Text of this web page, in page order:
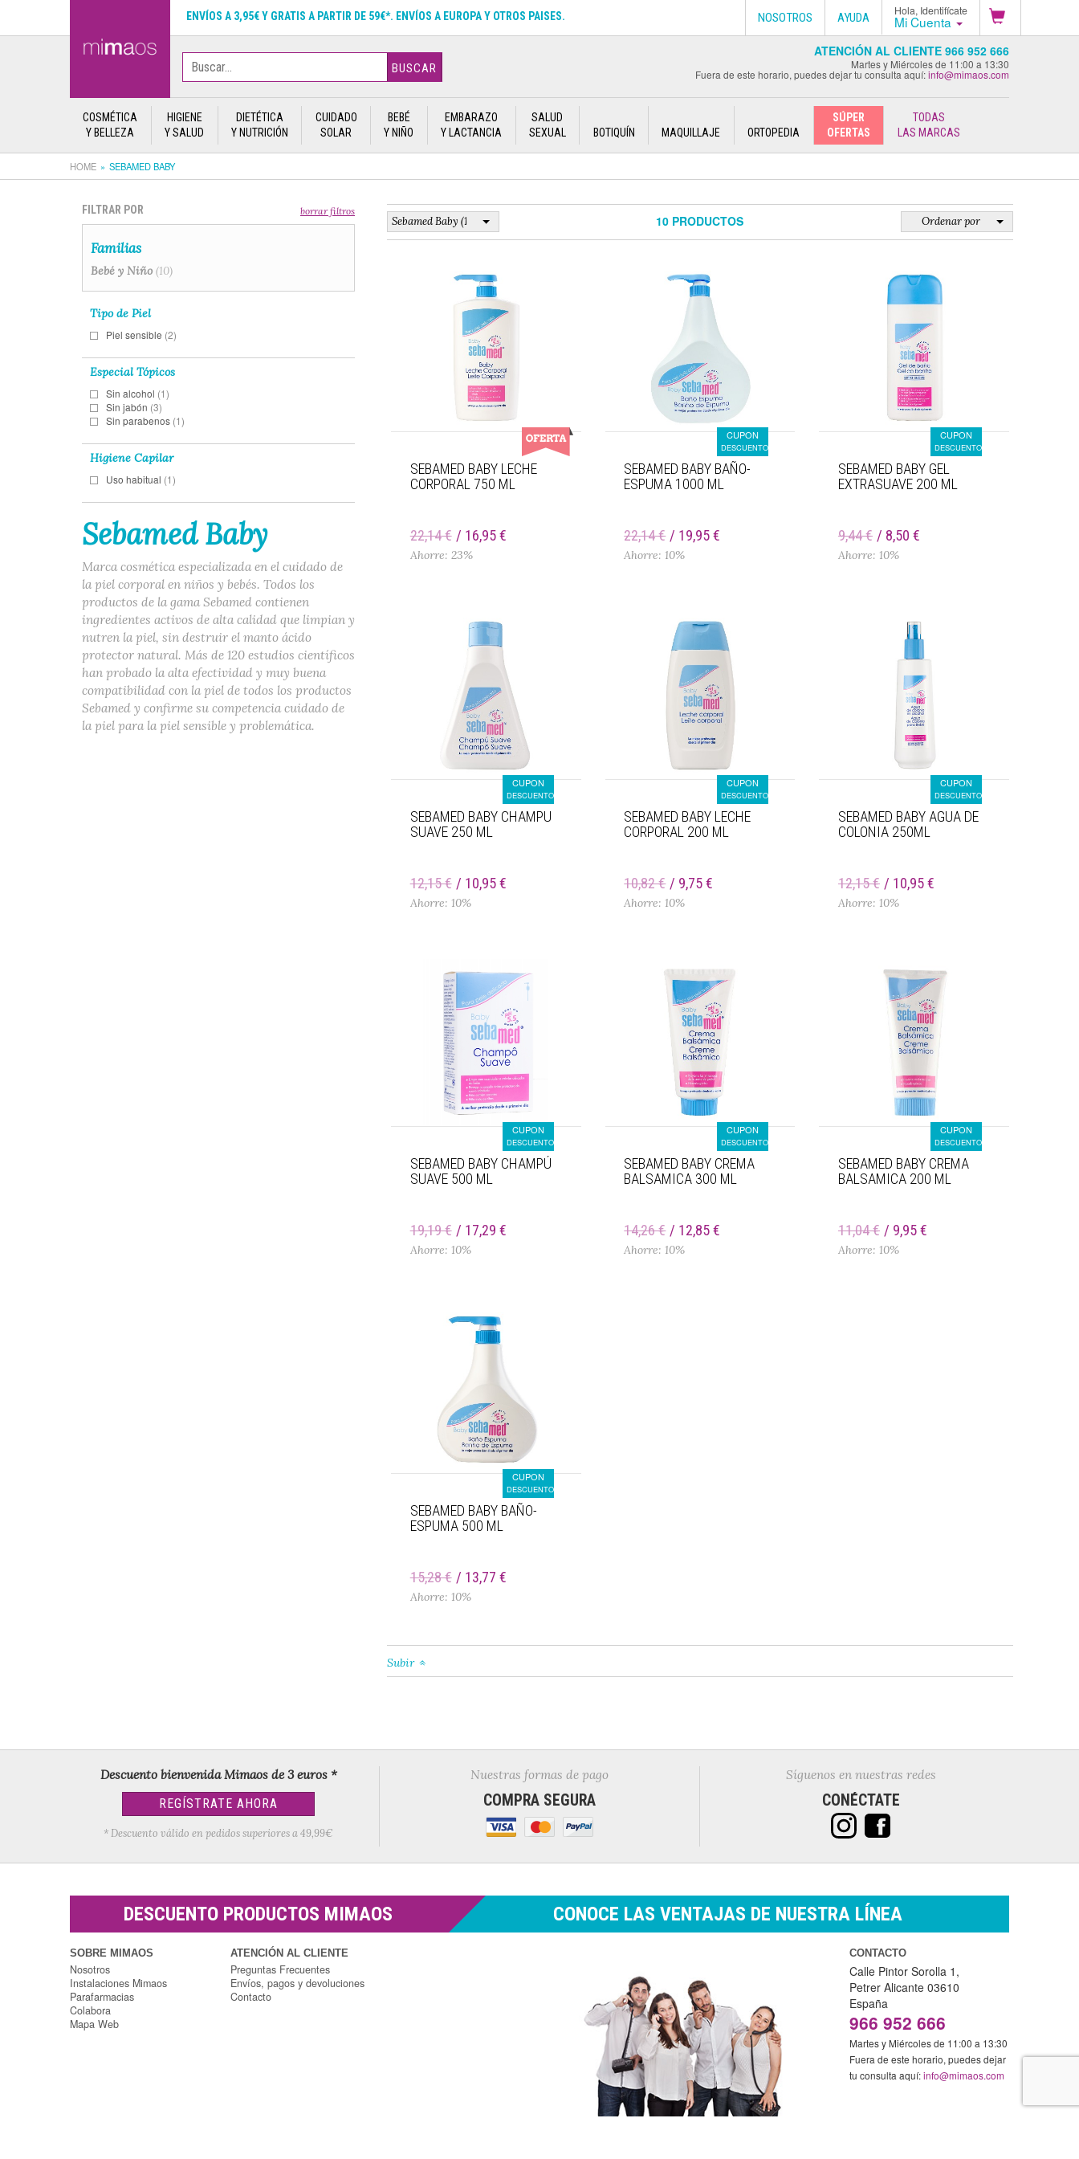
ENVÍOS A 3,95€ Y GRATIS A PARTIR DE 59€*. ENVÍOS A EUROPA Y OTROS PAISES. Hola, Identifícate
Mi Cuenta
AYUDA
NOSOTROS
BUSCAR
ATENCIÓN AL CLIENTE 966 952 666
Martes y Miércoles de 11:00 a 13:30
Fuera de este horario, puedes dejar tu consulta aquí:info@mimaos.com
COSMÉTICA
Y BELLEZA
HIGIENE
Y SALUD
DIETÉTICA
Y NUTRICIÓN
CUIDADO
SOLAR
BEBÉ
Y NIÑO
EMBARAZO
Y LACTANCIA
SALUD
SEXUAL
BOTIQUÍN MAQUILLAJE ORTOPEDIA
SÚPER
OFERTAS
TODAS
LAS MARCAS
HOME SEBAMED BABY
FILTRAR POR borrar filtros
Familias
Bebé y Niño (10)
Tipo de Piel
Piel sensible (2)
Especial Tópicos
Sin alcohol (1)
Sin jabón (3)
Sin parabenos (1)
Higiene Capilar
Uso habitual (1)
Sebamed Baby
Marca cosmética especializada en el cuidado de
la piel corporal en niños y bebés. Todos los
productos de la gama Sebamed contienen
ingredientes activos de alta calidad que limpian y
nutren la piel, sin destruir el manto ácido
protector natural. Más de 120 estudios científicos
han probado la alta efectividad y muy buena
compatibilidad con la piel de todos los productos
Sebamed y confirme su competencia cuidado de
la piel para la piel sensible y problemática.
Sebamed Baby (10) 10 PRODUCTOS Ordenar por
SEBAMED BABY LECHE
CORPORAL 750 ML
22,14 € 16,95 €
Ahorre: 23%
CUPON
DESCUENTO
SEBAMED BABY BAÑO-
ESPUMA 1000 ML
22,14 € 19,95 €
Ahorre: 10%
CUPON
DESCUENTO
SEBAMED BABY GEL
EXTRASUAVE 200 ML
9,44 € 8,50 €
Ahorre: 10%
CUPON
DESCUENTO
SEBAMED BABY CHAMPU
SUAVE 250 ML
12,15 € 10,95 €
Ahorre: 10%
CUPON
DESCUENTO
SEBAMED BABY LECHE
CORPORAL 200 ML
10,82 € 9,75 €
Ahorre: 10%
CUPON
DESCUENTO
SEBAMED BABY AGUA DE
COLONIA 250ML
12,15 € 10,95 €
Ahorre: 10%
CUPON
DESCUENTO
SEBAMED BABY CHAMPÚ
SUAVE 500 ML
19,19 € 17,29 €
Ahorre: 10%
CUPON
DESCUENTO
SEBAMED BABY CREMA
BALSAMICA 300 ML
14,26 € 12,85 €
Ahorre: 10%
CUPON
DESCUENTO
SEBAMED BABY CREMA
BALSAMICA 200 ML
11,04 € 9,95 €
Ahorre: 10%
CUPON
DESCUENTO
SEBAMED BABY BAÑO-
ESPUMA 500 ML
15,28 € 13,77 €
Ahorre: 10%
Subir
Descuento bienvenida Mimaos de 3 euros *
REGÍSTRATE AHORA
* Descuento válido en pedidos superiores a 49,99€
Nuestras formas de pago
COMPRA SEGURA
Síguenos en nuestras redes
CONÉCTATE
DESCUENTO PRODUCTOS MIMAOS CONOCE LAS VENTAJAS DE NUESTRA LÍNEA
SOBRE MIMAOS
Nosotros
Instalaciones Mimaos
Parafarmacias
Colabora
Mapa Web
ATENCIÓN AL CLIENTE
Preguntas Frecuentes
Envíos, pagos y devoluciones
Contacto
CONTACTO
Calle Pintor Sorolla 1,
Petrer Alicante 03610
España
966 952 666
Martes y Miércoles de 11:00 a 13:30
Fuera de este horario, puedes dejar
tu consulta aquí:info@mimaos.com